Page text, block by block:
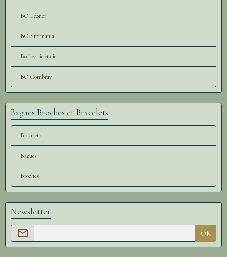
BO Léonor
BO Stermania
Bo Léonie et cie
BO Combray
Bagues Broches et Bracelets
Bracelets
Bagues
Broches
Newsletter
OK